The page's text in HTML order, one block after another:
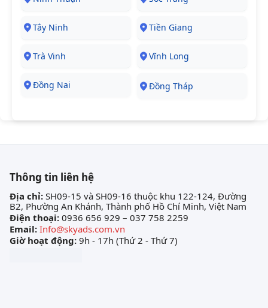
Tây Ninh Tiền Giang
Trà Vinh Vĩnh Long
Đồng Nai Đồng Tháp
Thông tin liên hệ
Địa chỉ: SH09-15 và SH09-16 thuộc khu 122-124, Đường
B2, Phường An Khánh, Thành phố Hồ Chí Minh, Việt Nam
Điện thoại: 0936 656 929 – 037 758 2259
Email: Info@skyads.com.vn
Giờ hoạt động: 9h - 17h (Thứ 2 - Thứ 7)